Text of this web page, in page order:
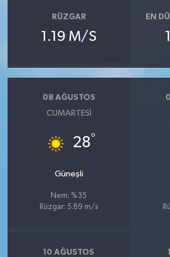
RÜZGAR
1.19 M/S
EN
08 AĞUSTOS
CUMARTESI
28°
Güneşli
Nem: %35
Rüzgar: 5.69 m/s
10 AĞUSTOS